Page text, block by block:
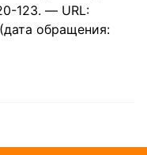
123. — URL:
обращения: